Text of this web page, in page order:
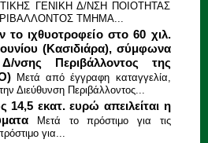
ΓΕΝΙΚΗ Δ/ΝΣΗ ΠΟΙΟΤΗΤΑΣ
ΤΜΗΜΑ...
το ιχθυοτροφείο στο 60 χιλ.
(Κασιδιάρα), σύμφωνα
Περιβάλλοντος της
Μετά από έγγραφη καταγγελία,
Διεύθυνση Περιβάλλοντος...
εκατ. ευρώ απειλείται η
Μετά το πρόστιμο για τις
για...